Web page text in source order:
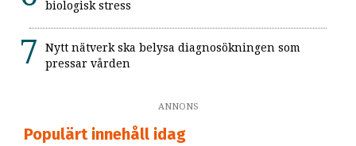
biologisk stress
Nytt nätverk ska belysa diagnosökningen som
pressar vården
ANNONS
Populärt innehåll idag